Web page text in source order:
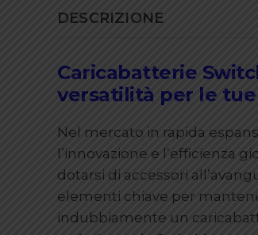
DESCRIZIONE
Caricabatterie
versatilità per le
Nel mercato in rapida
l’innovazione e l’efficienza
dotarsi di accessori
elementi chiave per
indubbiamente un